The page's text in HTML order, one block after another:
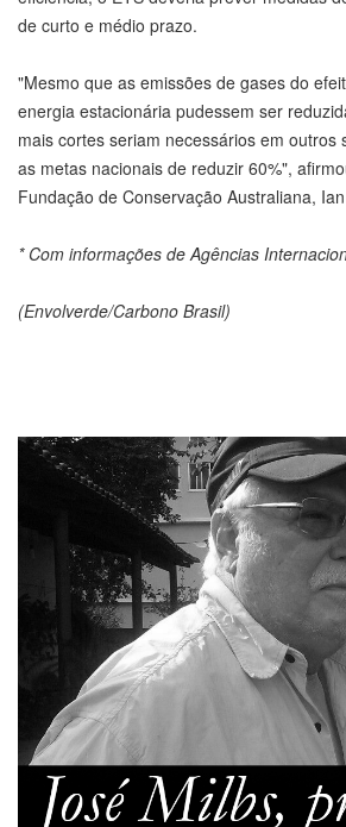
de curto e médio prazo.
"Mesmo que as emissões de gases do
energia estacionária pudessem ser
mais cortes seriam necessários em outros
as metas nacionais de reduzir 60%",
Fundação de Conservação Australiana,
* Com informações de Agências
(Envolverde/Carbono Brasil)